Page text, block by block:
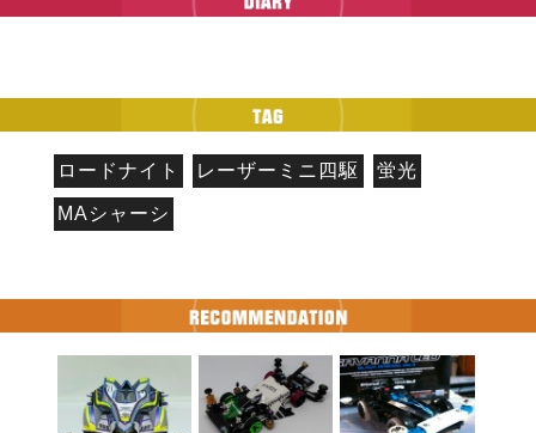
ロードナイト レーザーミニ四駆 蛍光
MAシャーシ